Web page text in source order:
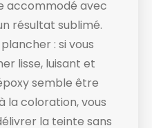
accommodé avec
résultat sublimé.
: si vous
lisse, luisant et
semble être
la coloration, vous
la teinte sans